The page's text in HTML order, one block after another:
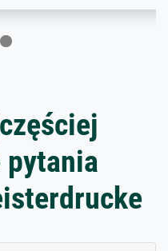
pytania